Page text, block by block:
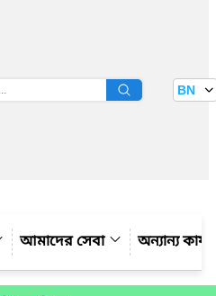
বাতায়ন BN
আমাদের সেবা অন্যান্য